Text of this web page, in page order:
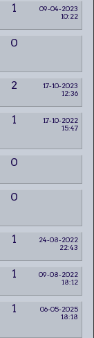
1
09-04-2023
10:22
0
2
17-10-2023
12:36
1
17-10-2022
15:47
0
0
1
24-08-2022
22:43
1
09-08-2022
18:12
1
06-05-2025
18:18